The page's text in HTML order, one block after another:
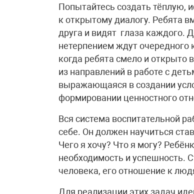
Попытайтесь создать тёплую,
к открытому диалогу. Ребята
друга и видят глаза каждого.
нетерпением ждут очередного
когда ребята смело и
из направлений в работе с
выражающаяся в создании
формировании ценностного
Вся система воспитательной
себе. Он должен научиться
Чего я хочу? Что я могу?
необходимость и успешность.
человека, его отношение к
Для реализации этих задач